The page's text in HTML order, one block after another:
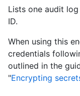
Lists one audit
ID.
When using this
credentials
outlined in the
"Encrypting